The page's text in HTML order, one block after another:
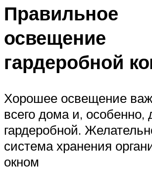
Правильное
освещение
гардеробной
Хорошее освещение
всего дома и, особенно,
гардеробной.
система хранения
окном